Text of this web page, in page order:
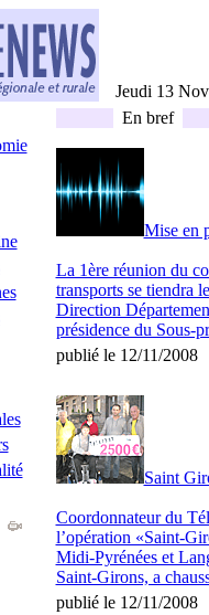
Jeudi 13
En bref
Mise en
La 1ère réunion du
transports se tiendra
Direction
présidence du Sous-
publié le 12/11/2008
Saint
Coordonnateur du
l’opération «Saint-
Midi-Pyrénées et
Saint-Girons, a
publié le 12/11/2008